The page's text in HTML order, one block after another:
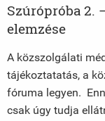
Szúrópróba 2.
elemzése
A közszolgálati
tájékoztatatás, a
fóruma legyen.
csak úgy tudja